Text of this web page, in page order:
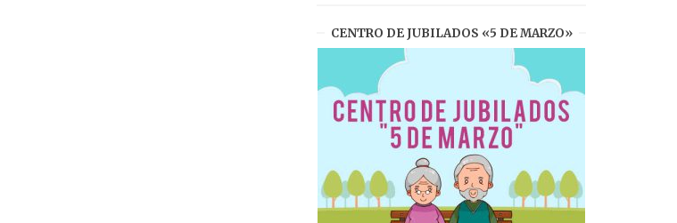
CENTRO DE JUBILADOS «5 DE MARZO»